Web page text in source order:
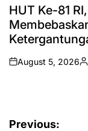
INHUT Ke-81
on
August 5, 2026
Post
Previous: